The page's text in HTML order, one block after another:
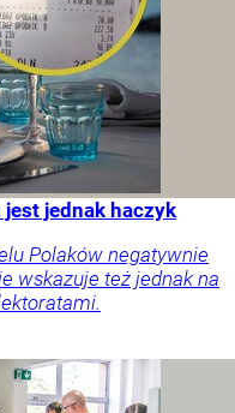
jednak haczyk
Polaków negatywnie
wskazuje też jednak na